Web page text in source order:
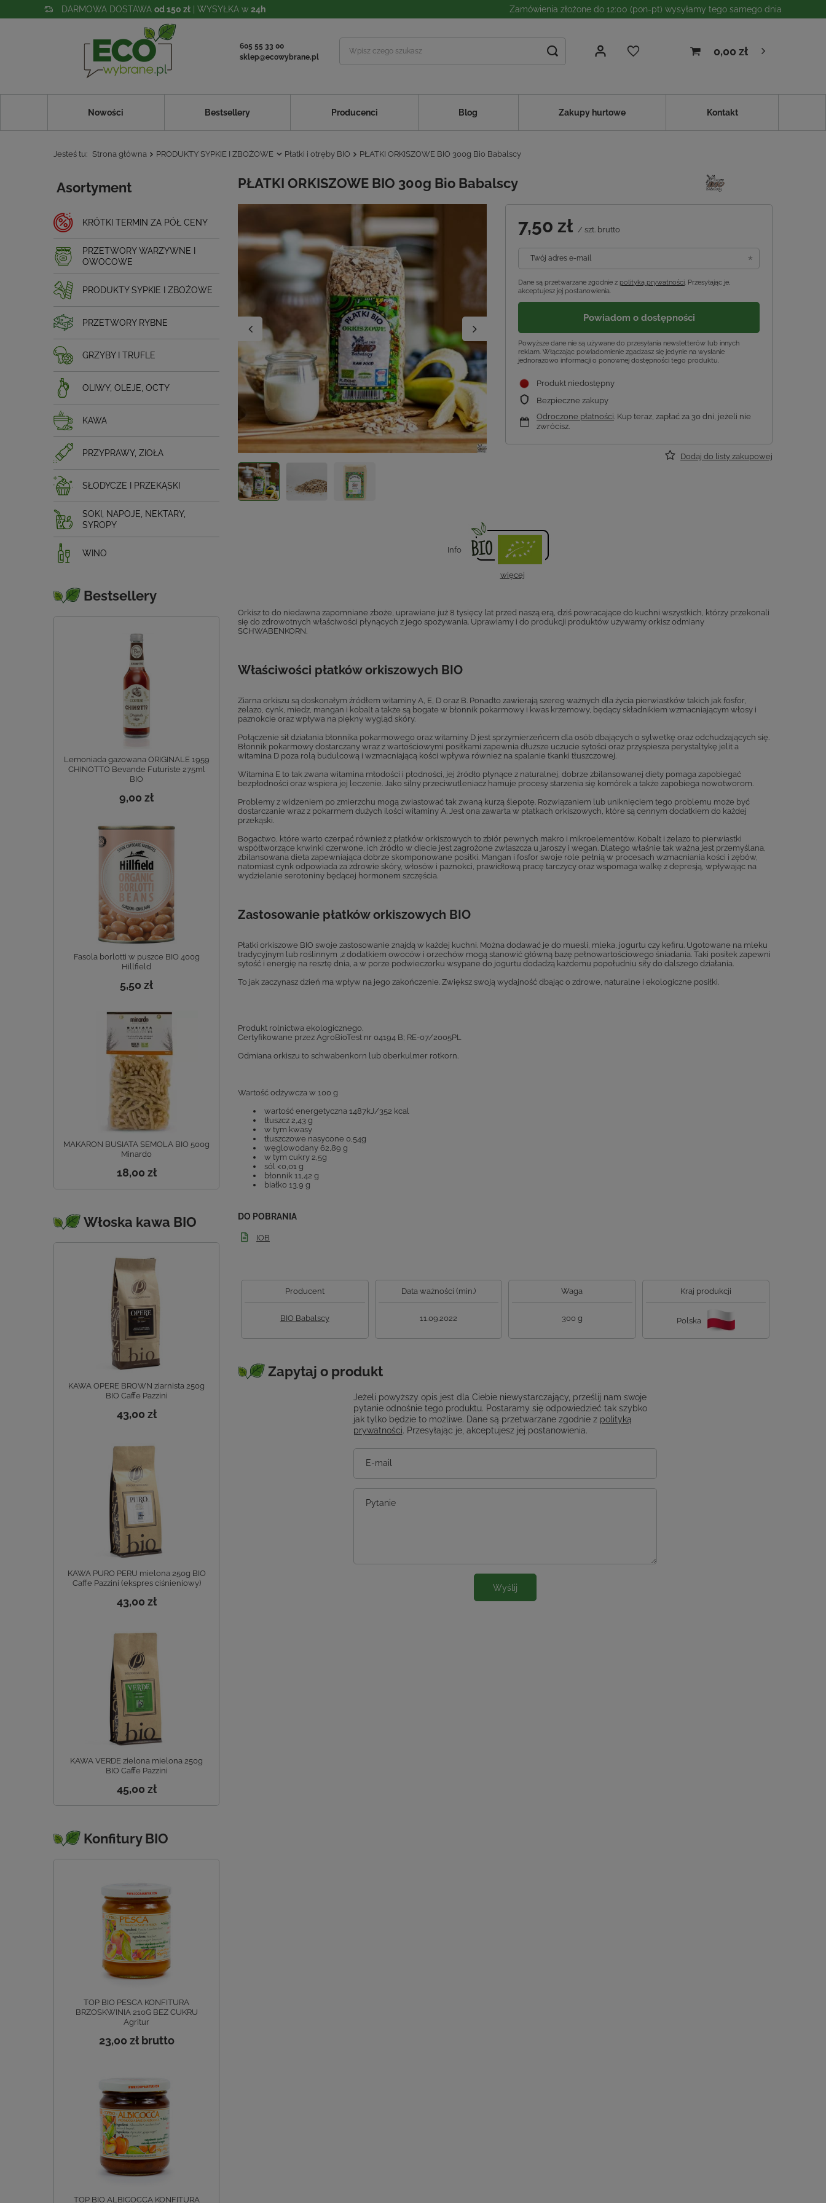
DARMOWA DOSTAWA od 150 zł | WYSYŁKA w 24h Zamówienia złożone do 12:00 (pon-pt) wysyłamy tego samego dnia
605 55 33 00
sklep@ecowybrane.pl
0,00 zł
Nowości Bestsellery Producenci Blog Zakupy hurtowe Kontakt
Jesteś tu: Strona główna PRODUKTY SYPKIE I ZBOŻOWE Płatki i otręby BIO PŁATKI ORKISZOWE BIO 300g Bio Babalscy
Asortyment
KRÓTKI TERMIN ZA PÓŁ CENY
PRZETWORY WARZYWNE I
OWOCOWE
PRODUKTY SYPKIE I ZBOŻOWE
PRZETWORY RYBNE
GRZYBY I TRUFLE
OLIWY, OLEJE, OCTY
KAWA
PRZYPRAWY, ZIOŁA
SŁODYCZE I PRZEKĄSKI
SOKI, NAPOJE, NEKTARY,
SYROPY
WINO
Bestsellery
Lemoniada gazowana ORIGINALE 1959
CHINOTTO Bevande Futuriste 275ml
BIO
9,00 zł
Fasola borlotti w puszce BIO 400g
Hillfield
5,50 zł
MAKARON BUSIATA SEMOLA BIO 500g
Minardo
18,00 zł
Włoska kawa BIO
KAWA OPERE BROWN ziarnista 250g
BIO Caffe Pazzini
43,00 zł
KAWA PURO PERU mielona 250g BIO
Caffe Pazzini (ekspres ciśnieniowy)
43,00 zł
KAWA VERDE zielona mielona 250g
BIO Caffe Pazzini
45,00 zł
Konfitury BIO
TOP BIO PESCA KONFITURA
BRZOSKWINIA 210G BEZ CUKRU
Agritur
23,00 złbrutto
TOP BIO ALBICOCCA KONFITURA
PŁATKI ORKISZOWE BIO 300g Bio Babalscy
7,50 zł / szt. brutto
Twój adres e-mail
Dane są przetwarzane zgodnie z polityką prywatności. Przesyłając je,
akceptujesz jej postanowienia.
Powiadom o dostępności
Powyższe dane nie są używane do przesyłania newsletterów lub innych
reklam. Włączając powiadomienie zgadzasz się jedynie na wysłanie
jednorazowo informacji o ponownej dostępności tego produktu.
Produkt niedostępny
Bezpieczne zakupy
Odroczone płatności. Kup teraz, zapłać za 30 dni, jeżeli nie
zwrócisz.
Dodaj do listy zakupowej
Info
więcej
Orkisz to do niedawna zapomniane zboże, uprawiane już 8 tysięcy lat przed naszą erą, dziś powracające do kuchni wszystkich, którzy przekonali
się do zdrowotnych właściwości płynących z jego spożywania. Uprawiamy i do produkcji produktów używamy orkisz odmiany
SCHWABENKORN.
Właściwości płatków orkiszowych BIO
Ziarna orkiszu są doskonałym źródłem witaminy A, E, D oraz B. Ponadto zawierają szereg ważnych dla życia pierwiastków takich jak fosfor,
żelazo, cynk, miedz, mangan i kobalt a także są bogate w błonnik pokarmowy i kwas krzemowy, będący składnikiem wzmacniającym włosy i
paznokcie oraz wpływa na piękny wygląd skóry.
Połączenie sił działania błonnika pokarmowego oraz witaminy D jest sprzymierzeńcem dla osób dbających o sylwetkę oraz odchudzających się.
Błonnik pokarmowy dostarczany wraz z wartościowymi posiłkami zapewnia dłuższe uczucie sytości oraz przyspiesza perystaltykę jelit a
witamina D poza rolą budulcową i wzmacniającą kości wpływa również na spalanie tkanki tłuszczowej.
Witamina E to tak zwana witamina młodości i płodności, jej źródło płynące z naturalnej, dobrze zbilansowanej diety pomaga zapobiegać
bezpłodności oraz wspiera jej leczenie. Jako silny przeciwutleniacz hamuje procesy starzenia się komórek a także zapobiega nowotworom.
Problemy z widzeniem po zmierzchu mogą zwiastować tak zwaną kurzą ślepotę. Rozwiązaniem lub uniknięciem tego problemu może być
dostarczanie wraz z pokarmem dużych ilości witaminy A. Jest ona zawarta w płatkach orkiszowych, które są cennym dodatkiem do każdej
przekąski.
Bogactwo, które warto czerpać również z płatków orkiszowych to zbiór pewnych makro i mikroelementów. Kobalt i żelazo to pierwiastki
współtworzące krwinki czerwone, ich źródło w diecie jest zagrożone zwłaszcza u jaroszy i wegan. Dlatego właśnie tak ważna jest przemyślana,
zbilansowana dieta zapewniająca dobrze skomponowane posiłki. Mangan i fosfor swoje role pełnią w procesach wzmacniania kości i zębów,
natomiast cynk odpowiada za zdrowie skóry, włosów i paznokci, prawidłową pracę tarczycy oraz wspomaga walkę z depresją, wpływając na
wydzielanie serotoniny będącej hormonem szczęścia.
Zastosowanie płatków orkiszowych BIO
Płatki orkiszowe BIO swoje zastosowanie znajdą w każdej kuchni. Można dodawać je do muesli, mleka, jogurtu czy kefiru. Ugotowane na mleku
tradycyjnym lub roślinnym ,z dodatkiem owoców i orzechów mogą stanowić główną bazę pełnowartościowego śniadania. Taki posiłek zapewni
sytość i energię na resztę dnia, a w porze podwieczorku wsypane do jogurtu dodadzą każdemu popołudniu siły do dalszego działania.
To jak zaczynasz dzień ma wpływ na jego zakończenie. Zwiększ swoją wydajność dbając o zdrowe, naturalne i ekologiczne posiłki.
Produkt rolnictwa ekologicznego.
Certyfikowane przez AgroBioTest nr 04194 B; RE-07/2005PL
Odmiana orkiszu to schwabenkorn lub oberkulmer rotkorn.
Wartość odżywcza w 100 g
wartość energetyczna 1487kJ/352 kcal
tłuszcz 2,43 g
w tym kwasy
tłuszczowe nasycone 0,54g
węglowodany 62,89 g
w tym cukry 2,5g
sól <0,01 g
błonnik 11,42 g
białko 13,9 g
DO POBRANIA
IOB
Producent
BIO Babalscy
Data ważności (min.)
11.09.2022
Waga
300 g
Kraj produkcji
Polska
Zapytaj o produkt
Jeżeli powyższy opis jest dla Ciebie niewystarczający, prześlij nam swoje
pytanie odnośnie tego produktu. Postaramy się odpowiedzieć tak szybko
jak tylko będzie to możliwe. Dane są przetwarzane zgodnie z polityką
prywatności. Przesyłając je, akceptujesz jej postanowienia.
E-mail
Pytanie
Wyślij